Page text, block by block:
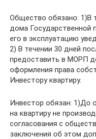
Общество обязано: 1)В
дома Государственной
его в эксплуатацию
2) В течении 30 дней
предоставить в МОРП
оформления права
Инвестору квартиру.
Инвестор обязан: 1)До
на квартиру не
согласования с
заключения об этом